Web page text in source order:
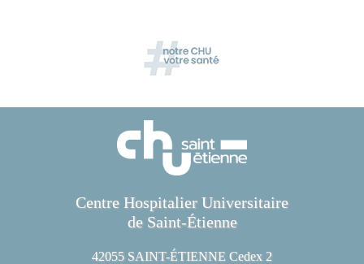
Centre Hospitalier Universitaire
de Saint-Étienne
42055 SAINT-ÉTIENNE Cedex 2